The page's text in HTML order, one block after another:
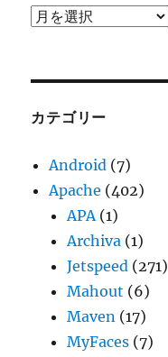
ア
ブ
カテゴリー
Android (7)
Apache (402)
APA(1)
Archiva (1)
Jetspeed (271)
Mahout (6)
Maven (17)
MyFaces (7)